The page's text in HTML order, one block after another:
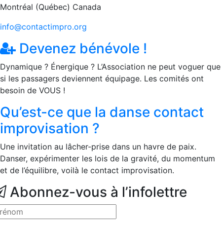
Montréal (Québec) Canada
info@contactimpro.org
Devenez bénévole !
Dynamique ? Énergique ? L’Association ne peut voguer que
si les passagers deviennent équipage. Les comités ont
besoin de VOUS !
Qu’est-ce que la danse contact
improvisation ?
Une invitation au lâcher-prise dans un havre de paix.
Danser, expérimenter les lois de la gravité, du momentum
et de l’équilibre, voilà le contact improvisation.
Abonnez-vous à l’infolettre